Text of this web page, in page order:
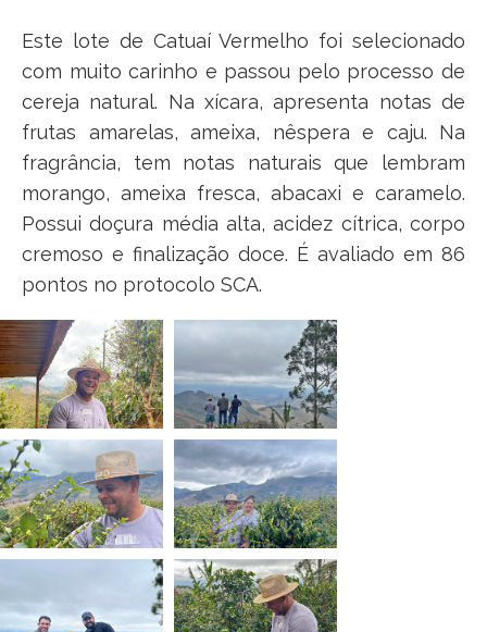
Este lote de Catuaí Vermelho foi selecionado
com muito carinho e passou pelo processo de
cereja natural. Na xícara, apresenta notas de
frutas amarelas, ameixa, nêspera e caju. Na
fragrância, tem notas naturais que lembram
morango, ameixa fresca, abacaxi e caramelo.
Possui doçura média alta, acidez cítrica, corpo
cremoso e finalização doce. É avaliado em 86
pontos no protocolo SCA.